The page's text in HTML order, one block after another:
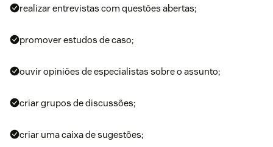
realizar entrevistas com questões abertas;
promover estudos de caso;
ouvir opiniões de especialistas sobre o assunto;
criar grupos de discussões;
criar uma caixa de sugestões;